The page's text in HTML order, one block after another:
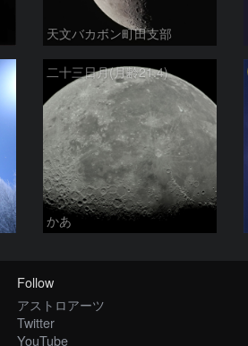
天文バカボン町田支部
二十三日月(月齢21.4)
かあ
Follow
アストロアーツ
Twitter
YouTube